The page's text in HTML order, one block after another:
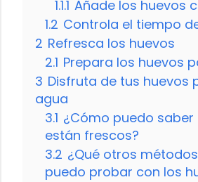
1.1.1 Añade los huevos
1.2 Controla el tiempo
2 Refresca los huevos
2.1 Prepara los huevos
3 Disfruta de tus huevos
agua
3.1 ¿Cómo puedo saber
están frescos?
3.2 ¿Qué otros
puedo probar con los